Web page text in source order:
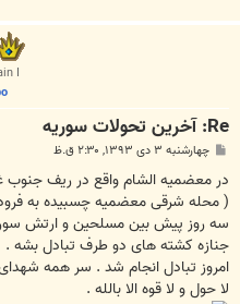
I
Re: آخرين تحولات سوريه
پ
ت
چهارشنبه ۳ دی ۱۳۹۳, ۲:۳۰ ق.ظ
ﺩﺭ ﻣﻌﻀﻤﯿﻪ ﺍﻟﺸﺎﻡ ﻭﺍﻗﻊ ﺩﺭ ﺭﯾﻒ
‏( ﻣﺤﻠﻪ ﺷﺮﻗﯽ ﻣﻌﻀﻤﯿﻪ ﭼﺴﺒﯿﺪﻩ ﺑﻪ
ﺳﻪ ﺭﻭﺯ ﭘﯿﺶ ﺑﯿﻦ ﻣﺴﻠﺤﯿﻦ ﻭ ﺍﺭﺗﺶ
ﺟﻨﺎﺯﻩ ﮐﺸﺘﻪ ﻫﺎﯼ ﺩﻭ ﻃﺮﻑ ﺗﺒﺎﺩﻝ ﺑﺸﻪ .
ﺍﻣﺮﻭﺯ ﺗﺒﺎﺩﻝ ﺍﻧﺠﺎﻡ ﺷﺪ . ﺳﺮ ﻫﻤﻪ
ﻻ ﺣﻮﻝ ﻭ ﻻ ﻗﻮﻩ ﺍﻻ ﺑﺎﻟﻠﻪ .